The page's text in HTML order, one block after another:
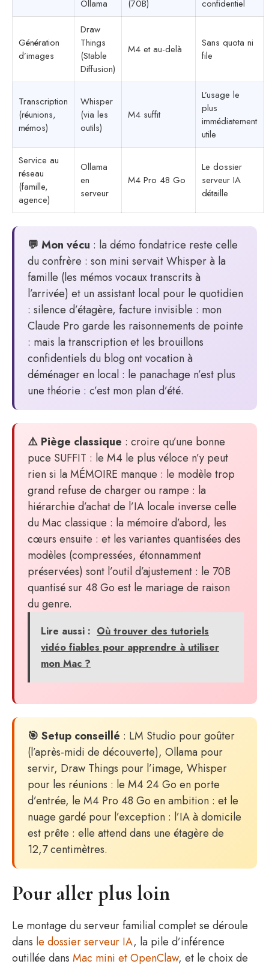
Ollama
(70B)
confidentiel
Génération
d’images
Draw
Things
(Stable
Diffusion)
M4 et au-delà
Sans quota ni
file
Transcription
(réunions,
mémos)
Whisper
(via les
outils)
M4 suffit
L’usage le
plus
immédiatement
utile
Service au
réseau
(famille,
agence)
Ollama
en
serveur
M4 Pro 48 Go
Le dossier
serveur IA
détaille
💬 Mon vécu : la démo fondatrice reste celle
du confrère : son mini servait Whisper à la
famille (les mémos vocaux transcrits à
l’arrivée) et un assistant local pour le quotidien
: silence d’étagère, facture invisible : mon
Claude Pro garde les raisonnements de pointe
: mais la transcription et les brouillons
confidentiels du blog ont vocation à
déménager en local : le panachage n’est plus
une théorie : c’est mon plan d’été.
⚠️ Piège classique : croire qu’une bonne
puce SUFFIT : le M4 le plus véloce n’y peut
rien si la MÉMOIRE manque : le modèle trop
grand refuse de charger ou rampe : la
hiérarchie d’achat de l’IA locale inverse celle
du Mac classique : la mémoire d’abord, les
cœurs ensuite : et les variantes quantisées des
modèles (compressées, étonnamment
préservées) sont l’outil d’ajustement : le 70B
quantisé sur 48 Go est le mariage de raison
du genre.
Lire aussi : Où trouver des tutoriels
vidéo fiables pour apprendre à utiliser
mon Mac ?
🎯 Setup conseillé : LM Studio pour goûter
(l’après-midi de découverte), Ollama pour
servir, Draw Things pour l’image, Whisper
pour les réunions : le M4 24 Go en porte
d’entrée, le M4 Pro 48 Go en ambition : et le
nuage gardé pour l’exception : l’IA à domicile
est prête : elle attend dans une étagère de
12,7 centimètres.
Pour aller plus loin
Le montage du serveur familial complet se déroule
dans le dossier serveur IA, la pile d’inférence
outillée dans Mac mini et OpenClaw, et le choix de